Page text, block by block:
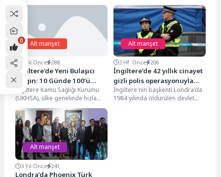
Alt manşet
2 Yıl Önce 288
İngiltere’de Yeni Bulaşıcı
Salgın: 10 Günde 100’ü
Aşkın Vaka
İngiltere Kamu Sağlığı Kurumu
(UKHSA), ülke genelinde hızla
yayılan koli basili salgınını
duyurdu. 10 gün...
Alt manşet
2 Hf. Önce 206
İngiltere’de 42 yıllık cinayet
gizli polis operasyonuyla
çözüldü
İngiltere'nin başkenti Londra'da
1984 yılında öldürülen devlet
Alt manşet
3 Yıl Önce 241
Londra’da Phoenix Türk
0